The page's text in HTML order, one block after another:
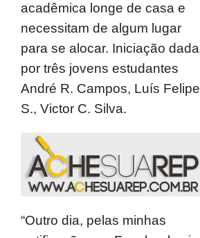
acadêmica longe de casa e
necessitam de algum lugar
para se alocar. Iniciação dada
por três jovens estudantes
André R. Campos, Luís Felipe
S., Victor C. Silva.
“Outro dia, pelas minhas